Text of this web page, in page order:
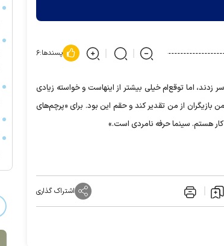
پسندها:۶
اما توقع‌ام خیلی بیشتر از اینهاست و خواسته زیادی
از من تقدیر کند و حقم این بود. برای «پرچم‌های
هستم. سینما حرفه نامردی است.»
اشتراک گذاری